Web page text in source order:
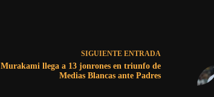
SIGUIENTE ENTRADA
Murakami llega a 13 jonrones en triunfo de
Medias Blancas ante Padres